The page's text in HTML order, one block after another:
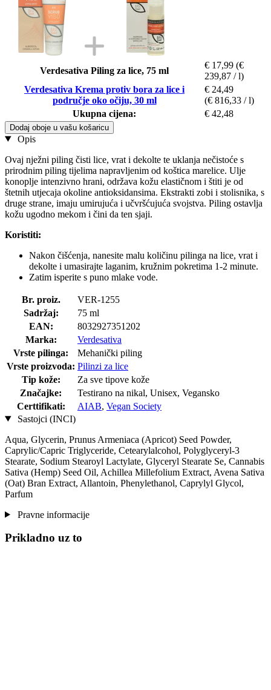
Verdesativa Piling za lice, 75 ml
€ 17,99 (€
239,87 / l)
Verdesativa Krema protiv bora za lice i
područje oko očiju, 30 ml
€ 24,49
(€ 816,33 / l)
Ukupna cijena:
€ 42,48
Dodaj oboje u vašu košaricu
Opis
Ovaj nježni piling čisti lice, vrat i dekolte te uklanja nečistoće s
prirodnim piling tijelima napravljenim od koštica marelice. Ulje
konoplje intenzivno hrani, održava kožu elastičnom i štiti je od
štetnih utjecaja okoline antioksidansima. Ekstrakti zobi i stolisnika, s
druge strane, imaju umirujuća i učvršćujuća svojstva. Piling ostavlja
kožu ugodno mekom i čini da ten sjaji.
Koristiti:
Nakon čišćenja, nanesite malu količinu pilinga na lice, vrat i
dekolte i umasirajte laganim, kružnim pokretima 1-2 minute.
Zatim isperite s puno mlake vode.
Br. proiz.
VER-1255
Sadržaj:
75 ml
EAN:
8032927351202
Marka:
Verdesativa
Vrste pilinga:
Mehanički piling
Vrste proizvoda: Pilinzi za lice
Tip kože:
Za sve tipove kože
Značajke:
Testirano na nikal, Unisex, Vegansko
Certtifikati:
AIAB, Vegan Society
Sastojci (INCI)
Aqua, Glycerin, Prunus Armeniaca (Apricot) Seed Powder,
Caprylic/Capric Triglyceride, Cetearylalcohol, Polyglyceryl-3
Stearate, Sodium Stearoyl Lactylate, Glyceryl Stearate Se, Cannabis
Sativa (Hemp) Seed Oil, Achillea Millefolium Extract, Avena Sativa
(Oat) Bran Extract, Allantoin, Phenylethanol, Caprylyl Glycol,
Parfum
Pravne informacije
Prikladno uz to